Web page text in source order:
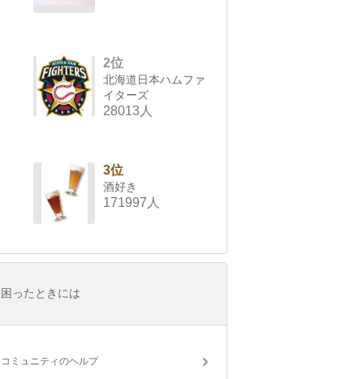
2位
北海道日本ハムファ
イターズ
28013人
3位
酒好き
171997人
困ったときには
コミュニティのヘルプ